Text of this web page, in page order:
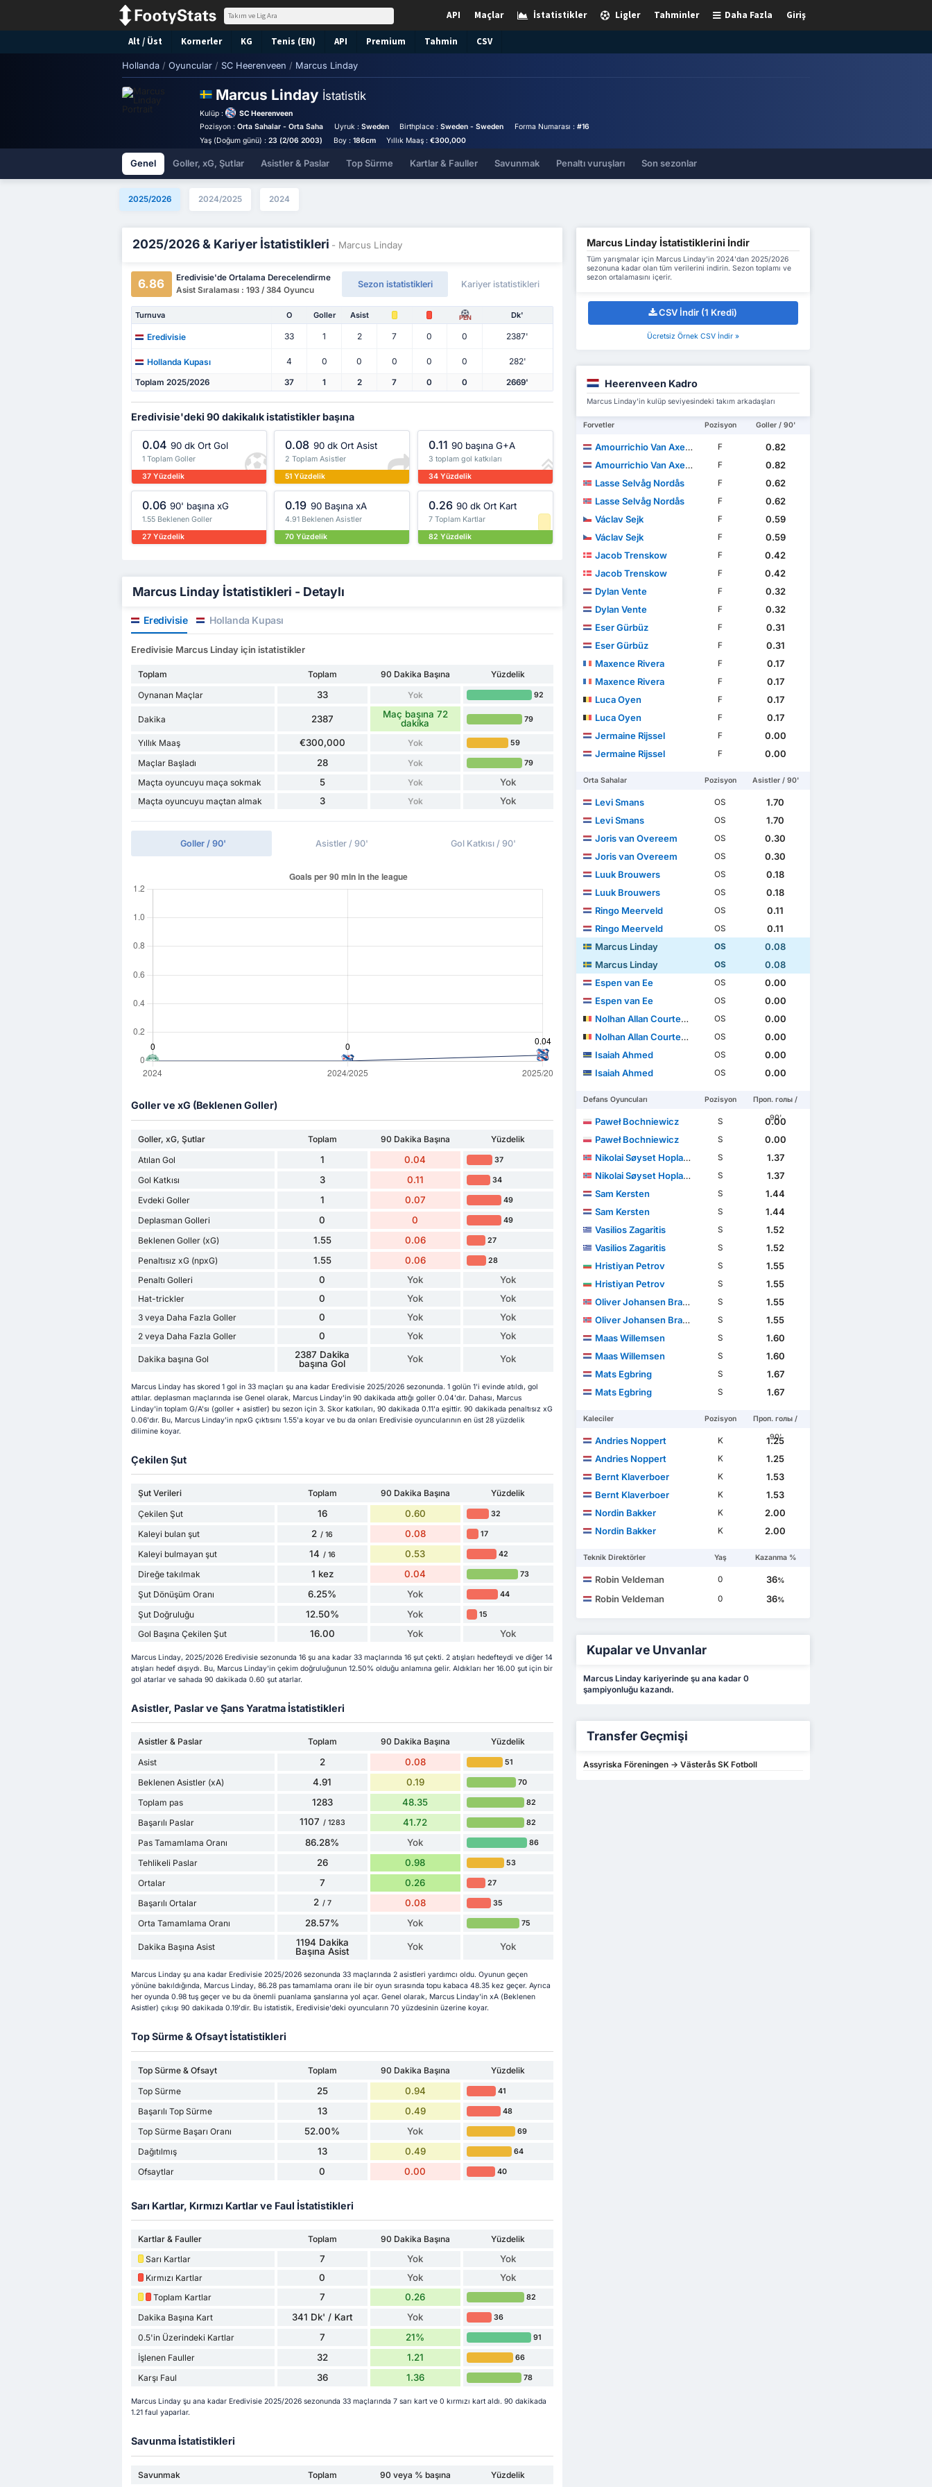
Giriş
Daha Fazla
Tahminler
Ligler
İstatistikler
Maçlar
API
Alt / Üst Kornerler KG Tenis (EN) API Premium Tahmin CSV
Hollanda / Oyuncular / SC Heerenveen / Marcus Linday
Marcus Linday İstatistik
Kulüp :
SC Heerenveen
Pozisyon :Orta Sahalar - Orta Saha Uyruk : Sweden Birthplace :Sweden - Sweden Forma Numarası : #16
Yaş (Doğum günü) :23 (2/06 2003) Boy : 186cm Yıllık Maaş :€300,000
Genel Goller, xG, Şutlar Asistler & Paslar Top Sürme Kartlar & Fauller Savunmak Penaltı vuruşları Son sezonlar
2025/2026 2024/2025 2024
2025/2026 & Kariyer İstatistikleri - Marcus Linday
6.86
Eredivisie'de Ortalama Derecelendirme
Asist Sıralaması : 193 / 384 Oyuncu
Sezon istatistikleri Kariyer istatistikleri
Turnuva O Goller Asist PEN Dk'
Eredivisie 33 1 2 7 0 0 2387'
Hollanda Kupası 4 0 0 0 0 0 282'
Toplam 2025/2026 37 1 2 7 0 0 2669'
Eredivisie'deki 90 dakikalık istatistikler başına
0.04 90 dk Ort Gol
1 Toplam Goller
37 Yüzdelik
0.08 90 dk Ort Asist
2 Toplam Asistler
51 Yüzdelik
0.11 90 başına G+A
3 toplam gol katkıları
34 Yüzdelik
0.06 90' başına xG
1.55 Beklenen Goller
27 Yüzdelik
0.19 90 Başına xA
4.91 Beklenen Asistler
70 Yüzdelik
0.26 90 dk Ort Kart
7 Toplam Kartlar
82 Yüzdelik
Marcus Linday İstatistikleri - Detaylı
Eredivisie Hollanda Kupası
Eredivisie Marcus Linday için istatistikler
Toplam Toplam 90 Dakika Başına
Yüzdelik
Oynanan Maçlar
33 Yok 92
Dakika 2387
Maç başına 72
dakika
79
Yıllık Maaş €300,000 Yok 59
Maçlar Başladı 28 Yok 79
Maçta oyuncuyu maça sokmak 5 Yok Yok
Maçta oyuncuyu maçtan almak 3 Yok Yok
Goller / 90' Asistler / 90' Gol Katkısı / 90'
Goller ve xG (Beklenen Goller)
Goller, xG, Şutlar Toplam 90 Dakika Başına
Yüzdelik
Atılan Gol
1 0.04 37
Gol Katkısı 3 0.11 34
Evdeki Goller 1 0.07 49
Deplasman Golleri 0 0 49
Beklenen Goller (xG) 1.55 0.06 27
Penaltısız xG (npxG) 1.55 0.06 28
Penaltı Golleri 0 Yok Yok
Hat-trickler 0 Yok Yok
3 veya Daha Fazla Goller 0 Yok Yok
2 veya Daha Fazla Goller 0 Yok Yok
Dakika başına Gol
2387 Dakika
başına Gol
Yok Yok
Marcus Linday has skored 1 gol in 33 maçları şu ana kadar Eredivisie 2025/2026 sezonunda. 1 golün 1'i evinde atıldı, gol
attılar. deplasman maçlarında ise Genel olarak, Marcus Linday'in 90 dakikada attığı goller 0.04'dır. Dahası, Marcus
Linday'in toplam G/A'sı (goller + asistler) bu sezon için 3. Skor katkıları, 90 dakikada 0.11'a eşittir. 90 dakikada penaltısız xG
0.06'dır. Bu, Marcus Linday'in npxG çıktısını 1.55'a koyar ve bu da onları Eredivisie oyuncularının en üst 28 yüzdelik
dilimine koyar.
Çekilen Şut
Şut Verileri Toplam 90 Dakika Başına
Yüzdelik
Çekilen Şut
16 0.60 32
Kaleyi bulan şut 2 / 16 0.08 17
Kaleyi bulmayan şut 14 / 16 0.53 42
Direğe takılmak 1 kez 0.04 73
Şut Dönüşüm Oranı 6.25% Yok 44
Şut Doğruluğu 12.50% Yok 15
Gol Başına Çekilen Şut 16.00 Yok Yok
Marcus Linday, 2025/2026 Eredivisie sezonunda 16 şu ana kadar 33 maçlarında 16 şut çekti. 2 atışları hedefteydi ve diğer 14
atışları hedef dışıydı. Bu, Marcus Linday'in çekim doğruluğunun 12.50% olduğu anlamına gelir. Aldıkları her 16.00 şut için bir
gol atarlar ve sahada 90 dakikada 0.60 şut atarlar.
Asistler, Paslar ve Şans Yaratma İstatistikleri
Asistler & Paslar Toplam 90 Dakika Başına
Yüzdelik
Asist
2 0.08 51
Beklenen Asistler (xA) 4.91 0.19 70
Toplam pas 1283 48.35 82
Başarılı Paslar 1107 / 1283 41.72 82
Pas Tamamlama Oranı 86.28% Yok 86
Tehlikeli Paslar 26 0.98 53
Ortalar 7 0.26 27
Başarılı Ortalar 2 / 7 0.08 35
Orta Tamamlama Oranı 28.57% Yok 75
Dakika Başına Asist
1194 Dakika
Başına Asist
Yok Yok
Marcus Linday şu ana kadar Eredivisie 2025/2026 sezonunda 33 maçlarında 2 asistleri yardımcı oldu. Oyunun geçen
yönüne bakıldığında, Marcus Linday, 86.28 pas tamamlama oranı ile bir oyun sırasında topu kabaca 48.35 kez geçer. Ayrıca
her oyunda 0.98 tuş geçer ve bu da önemli puanlama şanslarına yol açar. Genel olarak, Marcus Linday'in xA (Beklenen
Asistler) çıkışı 90 dakikada 0.19'dir. Bu istatistik, Eredivisie'deki oyuncuların 70 yüzdesinin üzerine koyar.
Top Sürme & Ofsayt İstatistikleri
Top Sürme & Ofsayt Toplam 90 Dakika Başına
Yüzdelik
Top Sürme
25 0.94 41
Başarılı Top Sürme 13 0.49 48
Top Sürme Başarı Oranı 52.00% Yok 69
Dağıtılmış 13 0.49 64
Ofsaytlar 0 0.00 40
Sarı Kartlar, Kırmızı Kartlar ve Faul İstatistikleri
Kartlar & Fauller Toplam 90 Dakika Başına
Yüzdelik
Sarı Kartlar
7 Yok Yok
Kırmızı Kartlar 0 Yok Yok
Toplam Kartlar 7 0.26 82
Dakika Başına Kart 341 Dk' / Kart Yok 36
0.5'in Üzerindeki Kartlar 7 21% 91
İşlenen Fauller 32 1.21 66
Karşı Faul 36 1.36 78
Marcus Linday şu ana kadar Eredivisie 2025/2026 sezonunda 33 maçlarında 7 sarı kart ve 0 kırmızı kart aldı. 90 dakikada
1.21 faul yaparlar.
Savunma İstatistikleri
Savunmak Toplam 90 veya % başına Yüzdelik
Marcus Linday İstatistiklerini İndir
Tüm yarışmalar için Marcus Linday'in 2024'dan 2025/2026
sezonuna kadar olan tüm verilerini indirin. Sezon toplamı ve
sezon ortalamasını içerir.
CSV İndir (1 Kredi)
Ücretsiz Örnek CSV İndir »
Heerenveen Kadro
Marcus Linday'in kulüp seviyesindeki takım arkadaşları
Forvetler Pozisyon Goller / 90'
Amourrichio Van Axel Dongen F
0.82
Amourrichio Van Axel Dongen
F
0.82
Lasse Selvåg Nordås
F
0.62
Lasse Selvåg Nordås
F
0.62
Václav Sejk
F
0.59
Václav Sejk
F
0.59
Jacob Trenskow
F
0.42
Jacob Trenskow
F
0.42
Dylan Vente
F
0.32
Dylan Vente
F
0.32
Eser Gürbüz
F
0.31
Eser Gürbüz
F
0.31
Maxence Rivera
F
0.17
Maxence Rivera
F
0.17
Luca Oyen
F
0.17
Luca Oyen
F
0.17
Jermaine Rijssel
F
0.00
Jermaine Rijssel
F 0.00
Orta Sahalar Pozisyon Asistler / 90'
Levi Smans OS
1.70
Levi Smans
OS
1.70
Joris van Overeem
OS
0.30
Joris van Overeem
OS
0.30
Luuk Brouwers
OS
0.18
Luuk Brouwers
OS
0.18
Ringo Meerveld
OS
0.11
Ringo Meerveld
OS
0.11
Marcus Linday
OS
0.08
Marcus Linday
OS
0.08
Espen van Ee
OS
0.00
Espen van Ee
OS
0.00
Nolhan Allan Courtens Mabeneyshi
OS
0.00
Nolhan Allan Courtens Mabeneyshi
OS
0.00
Isaiah Ahmed
OS
0.00
Isaiah Ahmed
OS 0.00
Defans Oyuncuları Pozisyon
Проп. голы /
90'
Paweł Bochniewicz S
0.00
Paweł Bochniewicz
S
0.00
Nikolai Søyset Hopland
S
1.37
Nikolai Søyset Hopland
S
1.37
Sam Kersten
S
1.44
Sam Kersten
S
1.44
Vasilios Zagaritis
S
1.52
Vasilios Zagaritis
S
1.52
Hristiyan Petrov
S
1.55
Hristiyan Petrov
S
1.55
Oliver Johansen Braude
S
1.55
Oliver Johansen Braude
S
1.55
Maas Willemsen
S
1.60
Maas Willemsen
S
1.60
Mats Egbring
S
1.67
Mats Egbring
S 1.67
Kaleciler Pozisyon
Проп. голы /
90'
Andries Noppert K
1.25
Andries Noppert
K
1.25
Bernt Klaverboer
K
1.53
Bernt Klaverboer
K
1.53
Nordin Bakker
K
2.00
Nordin Bakker
K 2.00
Teknik Direktörler Yaş Kazanma %
Robin Veldeman 0 36%
Robin Veldeman 0 36%
Kupalar ve Unvanlar
Marcus Linday kariyerinde şu ana kadar 0
şampiyonluğu kazandı.
Transfer Geçmişi
Assyriska Föreningen -> Västerås SK Fotboll